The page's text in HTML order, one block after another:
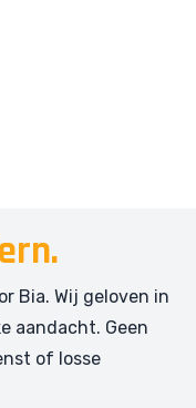
Bia. Wij geloven in
aandacht. Geen
of losse